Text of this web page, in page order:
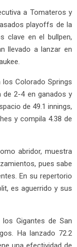
a Tomateros y
playoffs de la
clave en el bullpen,
llevado a lanzar en
Colorado Springs
de 2-4 en ganados y
de 49.1 innings,
y compila 4.38 de
abridor, muestra
pues sabe
En su repertorio
es aguerrido y sus
Gigantes de San
Ha lanzado 72.2